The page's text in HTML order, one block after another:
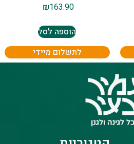
₪163.90
הוספה לסל
לתשלום מיידי